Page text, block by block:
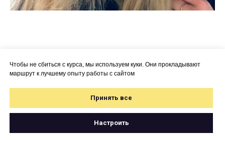
Отзывы учеников
Чтобы не сбиться с курса, мы используем куки. Они прокладывают
маршрут к лучшему опыту работы с сайтом
Принять все
Настроить